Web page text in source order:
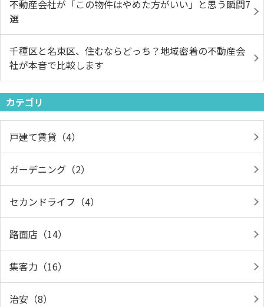
不動産会社が「この物件はやめた方がいい」と思う瞬間7
選
千種区と名東区、住むならどっち？地域密着の不動産会
社が本音で比較します
カテゴリ
戸建て賃貸（4）
ガーデニング（2）
セカンドライフ（4）
路面店（14）
集客力（16）
治安（8）